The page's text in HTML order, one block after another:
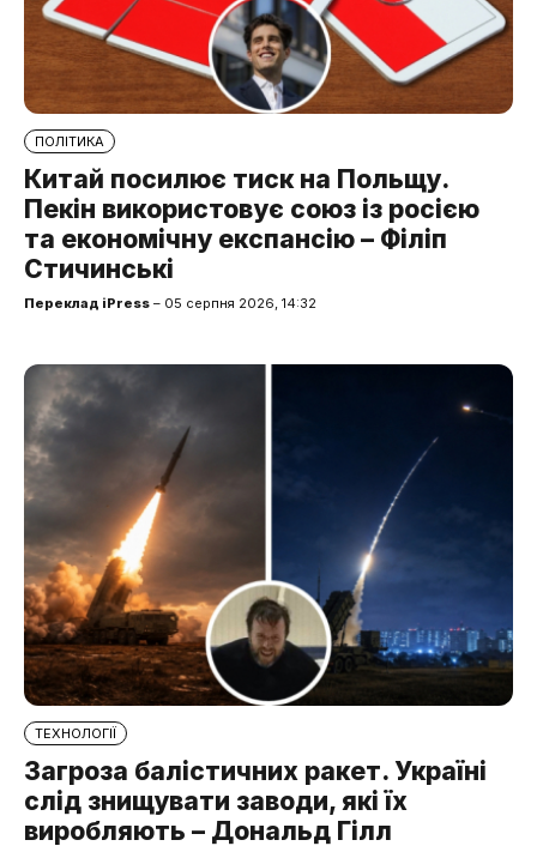
ПОЛІТИКА
Китай посилює тиск на Польщу.
Пекін використовує союз із росією
та економічну експансію – Філіп
Стичинські
Переклад iPress – 05 серпня 2026, 14:32
ТЕХНОЛОГІЇ
Загроза балістичних ракет. Україні
слід знищувати заводи, які їх
виробляють – Дональд Гілл